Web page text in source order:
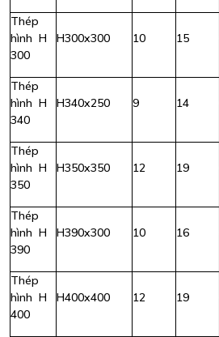
Thép
hình H
300
H300x300 10 15
Thép
hình H
340
H340x250 9 14
Thép
hình H
350
H350x350 12 19
Thép
hình H
390
H390x300 10 16
Thép
hình H
400
H400x400 12 19